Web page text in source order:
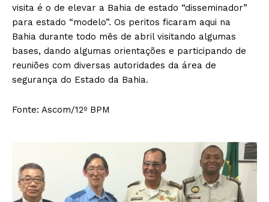
visita é o de elevar a Bahia de estado “disseminador”
para estado “modelo”. Os peritos ficaram aqui na
Bahia durante todo mês de abril visitando algumas
bases, dando algumas orientações e participando de
reuniões com diversas autoridades da área de
segurança do Estado da Bahia.
Fonte: Ascom/12º BPM